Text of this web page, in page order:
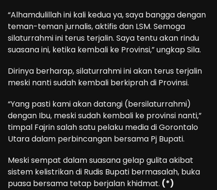
“Alhamdulillah ini kali kedua ya, saya bangga dengan
teman-teman jurnalis, aktifis dan LSM. Semoga
silaturrahmi ini terus terjalin. Saya tentu akan rindu
suasana ini, ketika kembali ke Provinsi,” ungkap Sila.
Dirinya berharap, silaturrahmi ini akan terus terjalin
meski nanti sudah kembali berkiprah di Provinsi.
“Yang pasti kami akan datangi (bersilaturrahmi)
dengan Ibu, meski sudah kembali ke provinsi nanti,”
timpal Fajrin salah satu pelaku media di Gorontalo
Utara dalam perbincangan bersama Pj Bupati.
Meski sempat dalam suasana gelap gulita akibat
sistem kelistrikan di Rudis Bupati bermasalah, buka
puasa bersama tetap berjalan khidmat. (*)